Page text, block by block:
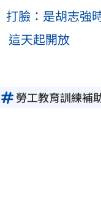
臉：是胡志強
這天起開放
勞工教育訓練補